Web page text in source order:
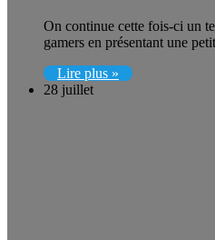
On continue cette fois-ci un
gamers en présentant une
Lire plus »
28 juillet